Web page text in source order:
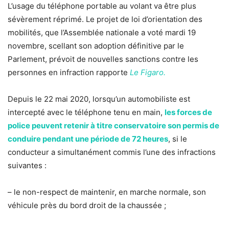
L’usage du téléphone portable au volant va être plus
sévèrement réprimé. Le projet de loi d’orientation des
mobilités, que l’Assemblée nationale a voté mardi 19
novembre, scellant son adoption définitive par le
Parlement, prévoit de nouvelles sanctions contre les
personnes en infraction rapporte Le Figaro.
Depuis le 22 mai 2020, lorsqu’un automobiliste est
intercepté avec le téléphone tenu en main, les forces de
police peuvent retenir à titre conservatoire son permis de
conduire pendant une période de 72 heures, si le
conducteur a simultanément commis l’une des infractions
suivantes :
– le non-respect de maintenir, en marche normale, son
véhicule près du bord droit de la chaussée ;